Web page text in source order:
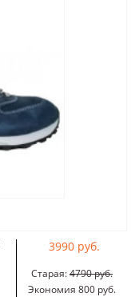
3990 руб.
Старая:4790 руб.
Экономия 800 руб.